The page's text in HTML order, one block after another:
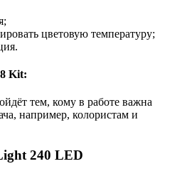
цветовую температуру;
Kit:
тем, кому в работе важна
например, колористам и
240 LED